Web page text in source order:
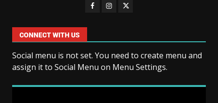
CONNECT WITH US
Social menu is not set. You need to create menu and
assign it to Social Menu on Menu Settings.